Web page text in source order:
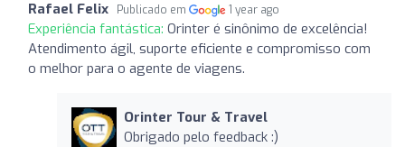
Rafael Felix Publicado em 1 year ago
Experiência fantástica: Orinter é sinônimo de excelência!
Atendimento ágil, suporte eficiente e compromisso com
o melhor para o agente de viagens.
Orinter Tour & Travel
Obrigado pelo feedback :)